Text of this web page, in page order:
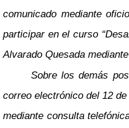
comunicado mediante
participar en el curso
Alvarado Quesada
Sobre los demás
correo electrónico del 12
mediante consulta